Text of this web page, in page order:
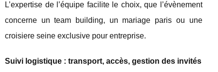
L’expertise de l’équipe facilite le choix, que l’évènement
concerne un team building, un mariage paris ou une
croisiere seine exclusive pour entreprise.
Suivi logistique : transport, accès, gestion des invités